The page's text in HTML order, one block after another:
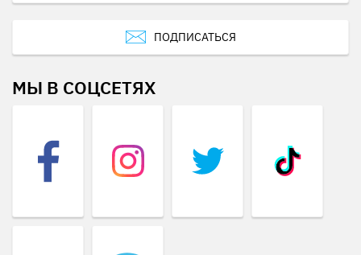
ПОДПИСАТЬСЯ
МЫ В СОЦСЕТЯХ